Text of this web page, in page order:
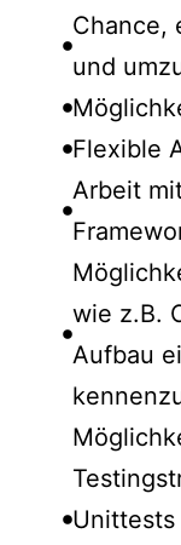
Chance,
und
Flexible
Arbeit
wie z.B.
Aufbau
Unittests